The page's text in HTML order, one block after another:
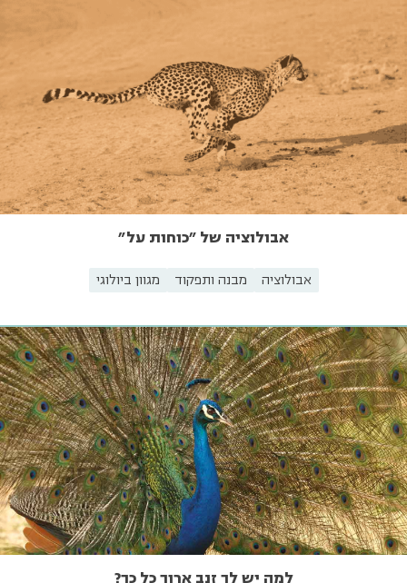
אבולוציה של "כוחות על"
אבולוציה מבנה ותפקוד מגוון ביולוגי
למה יש לך זנב ארוך כל כך?